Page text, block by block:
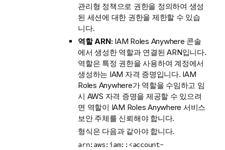
관리형 정책으로 권한을 정의하여 생성
된 세션에 대한 권한을 제한할 수 있습
니다.
역할 ARN:IAM Roles Anywhere 콘솔
에서 생성한 역할과 연결된 ARN입니다.
역할은 특정 권한을 사용하여 계정에서
생성하는 IAM 자격 증명입니다. IAM
Roles Anywhere가 역할을 수임하고 임
시 AWS 자격 증명을 제공할 수 있으려
면 역할이 IAM Roles Anywhere 서비스
보안 주체를 신뢰해야 합니다.
형식은 다음과 같아야 합니다.
arn:aws:iam::<account-